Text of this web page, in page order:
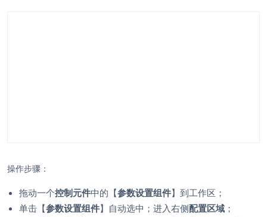
操作步骤：
拖动一个控制元件中的【参数设置组件】到工作区；
单击【参数设置组件】自动选中；进入右侧配置区域 ；